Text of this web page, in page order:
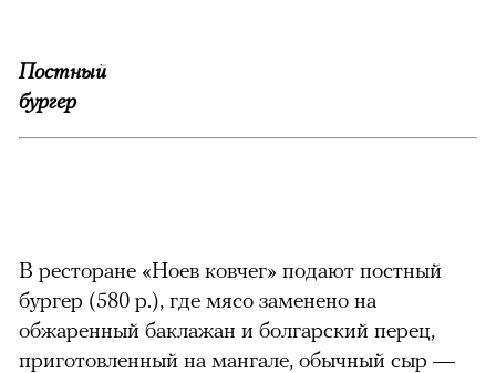
Постный
бургер
В ресторане «Ноев ковчег» подают постный
бургер (580 р.), где мясо заменено на
обжаренный баклажан и болгарский перец,
приготовленный на мангале, обычный сыр —